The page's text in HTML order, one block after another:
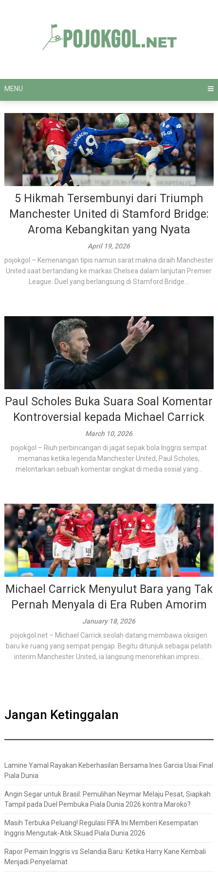
MENU
5 Hikmah Tersembunyi dari Triumph
Manchester United di Stamford Bridge:
Aroma Kebangkitan yang Nyata
April 19, 2026
pojokgol – Kemenangan tipis namun sarat makna diraih Manchester
United saat bertandang ke markas Chelsea dalam lanjutan Premier
League. Duel yang berlangsung di Stamford Bridge...
Paul Scholes Buka Suara Soal Komentar
Kontroversial kepada Michael Carrick
March 10, 2026
pojokgol – Riuh perbincangan di jagat sepak bola Inggris sempat
memanas ketika legenda Manchester United, Paul Scholes,
melontarkan sebuah komentar singkat di media sosial yang...
Michael Carrick Menyulut Bara yang Tak
Pernah Menyala di Era Ruben Amorim
January 18, 2026
pojokgol.net – Michael Carrick seolah datang membawa oksigen
baru ke ruang yang sempat pengap. Begitu ditunjuk sebagai pelatih
interim Manchester United, ia langsung menorehkan impresi...
Jangan Ketinggalan
Lamine Yamal Rayakan Keberhasilan Bersama Ines Garcia Usai Final
Piala Dunia
Angin Segar untuk Brasil: Pemulihan Neymar Melaju Pesat, Siapkah
Tampil pada Duel Pembuka Piala Dunia 2026 kontra Maroko?
Masih Terbuka Peluang! Regulasi FIFA Ini Memberi Kesempatan
Inggris Mengutak-Atik Skuad Piala Dunia 2026
Rapor Pemain Inggris vs Selandia Baru: Ketika Harry Kane Kembali
Menjadi Penyelamat